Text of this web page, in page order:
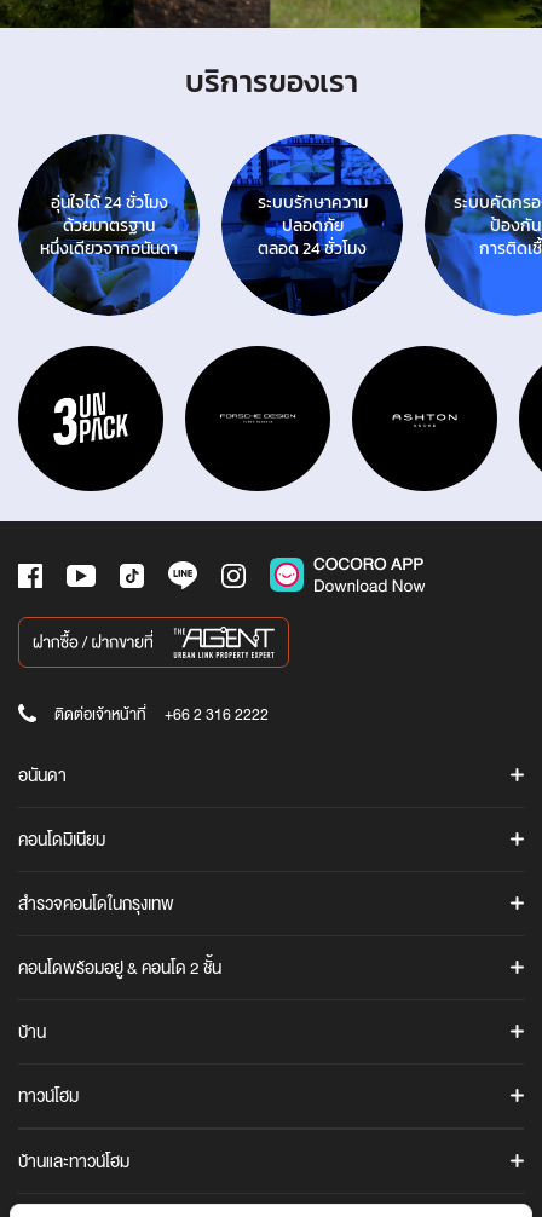
บริการของเรา
อุ่นใจได้ 24 ชั่วโมง
ด้วยมาตรฐาน
หนึ่งเดียวจากอนันดา
ระบบรักษาความ
ปลอดภัย
ตลอด 24 ชั่วโมง
ระบบคัดกร
ป้องกัน
การติดเ
ติดต่อเจ้าหน้าที่ +66 2 316 2222
อนันดา
ค้นหาโครงการ
ข่าวสาร
Cocoro Application
ข้อมูลบริษัท
อนันดา เมมเบอร์คลับ
ภาพยนตร์โฆษณาบริษัท
อนันดาเพื่อสังคม
คอนโดมิเนียม
แอชตัน อโศก
แอชตัน อโศก-พระราม 9
COCO PARC
IDEO Q
ไอดีโอ คิว สุขุมวิท 36
สำรวจคอนโดในกรุงเทพ
คอนโดทั้งหมดในกรุงเทพ
คอนโดใกล้รถไฟฟ้า BTS / MRT / ARL
คอนโดสุขุมวิท
คอนโดพระราม 9
คอนโดพร้อมอยู่ & คอนโด 2 ชั้น
บ้าน
ANANN VILLAS
URBANIO
ทาวน์โฮม
เออร์บานิโอ เมซ วิภาวดี-แจ้งวัฒนะ
บ้านและทาวน์โฮม
ทาวน์โฮมพร้อมอยู่